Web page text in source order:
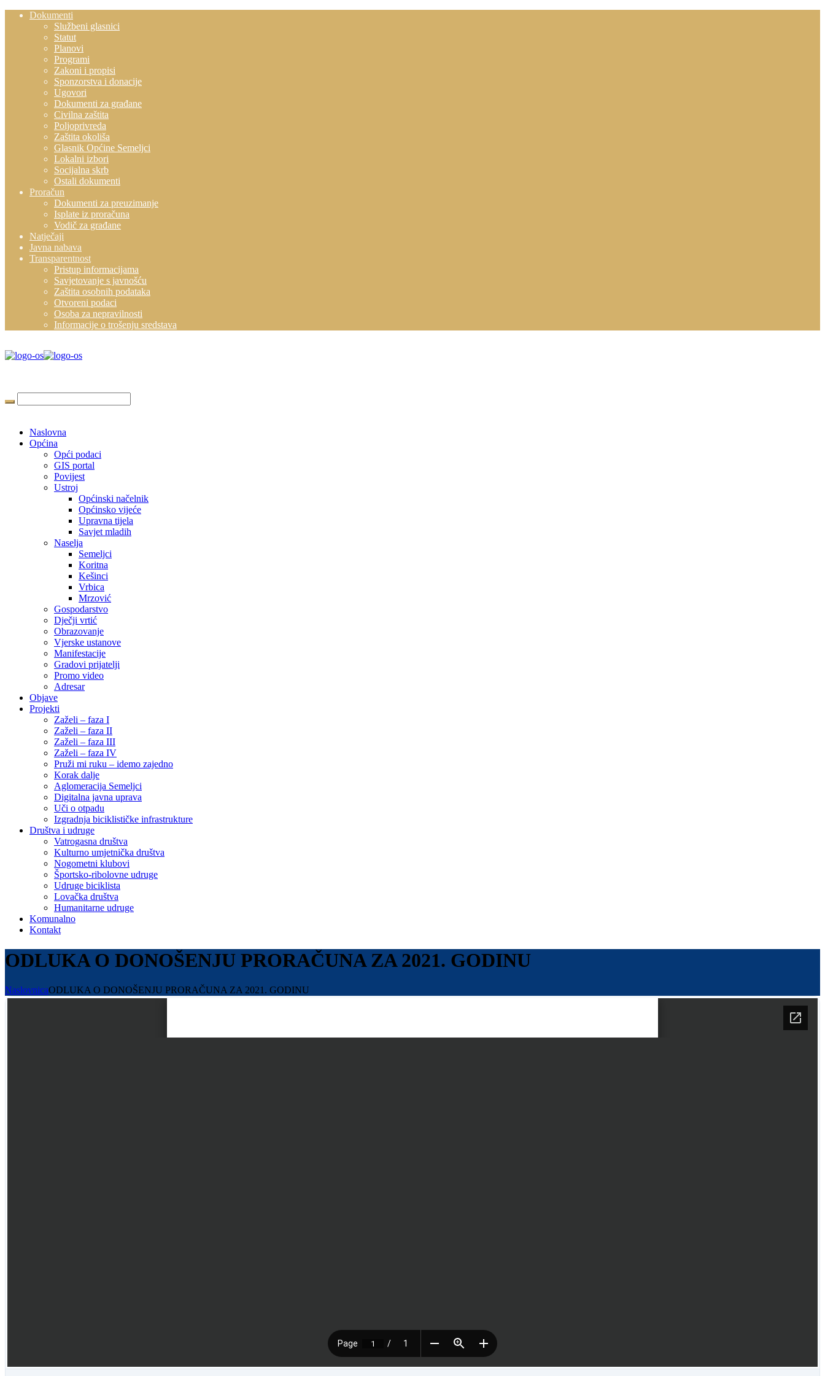
Dokumenti
Službeni glasnici
Statut
Planovi
Programi
Zakoni i propisi
Sponzorstva i donacije
Ugovori
Dokumenti za građane
Civilna zaštita
Poljoprivreda
Zaštita okoliša
Glasnik Općine Semeljci
Lokalni izbori
Socijalna skrb
Ostali dokumenti
Proračun
Dokumenti za preuzimanje
Isplate iz proračuna
Vodič za građane
Natječaji
Javna nabava
Transparentnost
Pristup informacijama
Savjetovanje s javnošću
Zaštita osobnih podataka
Otvoreni podaci
Osoba za nepravilnosti
Informacije o trošenju sredstava
Naslovna
Općina
Opći podaci
GIS portal
Povijest
Ustroj
Općinski načelnik
Općinsko vijeće
Upravna tijela
Savjet mladih
Naselja
Semeljci
Koritna
Kešinci
Vrbica
Mrzović
Gospodarstvo
Dječji vrtić
Obrazovanje
Vjerske ustanove
Manifestacije
Gradovi prijatelji
Promo video
Adresar
Objave
Projekti
Zaželi – faza I
Zaželi – faza II
Zaželi – faza III
Zaželi – faza IV
Pruži mi ruku – idemo zajedno
Korak dalje
Aglomeracija Semeljci
Digitalna javna uprava
Uči o otpadu
Izgradnja biciklističke infrastrukture
Društva i udruge
Vatrogasna društva
Kulturno umjetnička društva
Nogometni klubovi
Športsko-ribolovne udruge
Udruge biciklista
Lovačka društva
Humanitarne udruge
Komunalno
Kontakt
ODLUKA O DONOŠENJU PRORAČUNA ZA 2021. GODINU
NaslovnicaODLUKA O DONOŠENJU PRORAČUNA ZA 2021. GODINU